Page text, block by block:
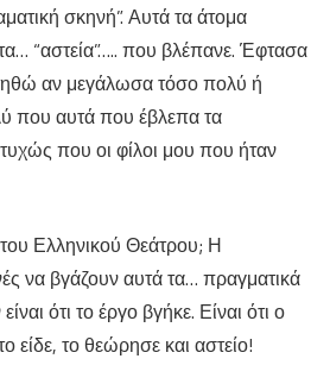
σκηνή”. Αυτά τα άτομα
“αστεία”….. που βλέπανε. Έφτασα
αν μεγάλωσα τόσο πολύ ή
που αυτά που έβλεπα τα
που οι φίλοι μου που ήταν
Ελληνικού Θεάτρου; Η
να βγάζουν αυτά τα… πραγματικά
ότι το έργο βγήκε. Είναι ότι ο
είδε, το θεώρησε και αστείο!